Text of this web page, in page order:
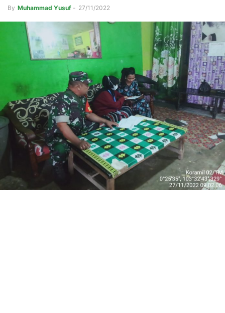
By Muhammad Yusuf - 27/11/2022